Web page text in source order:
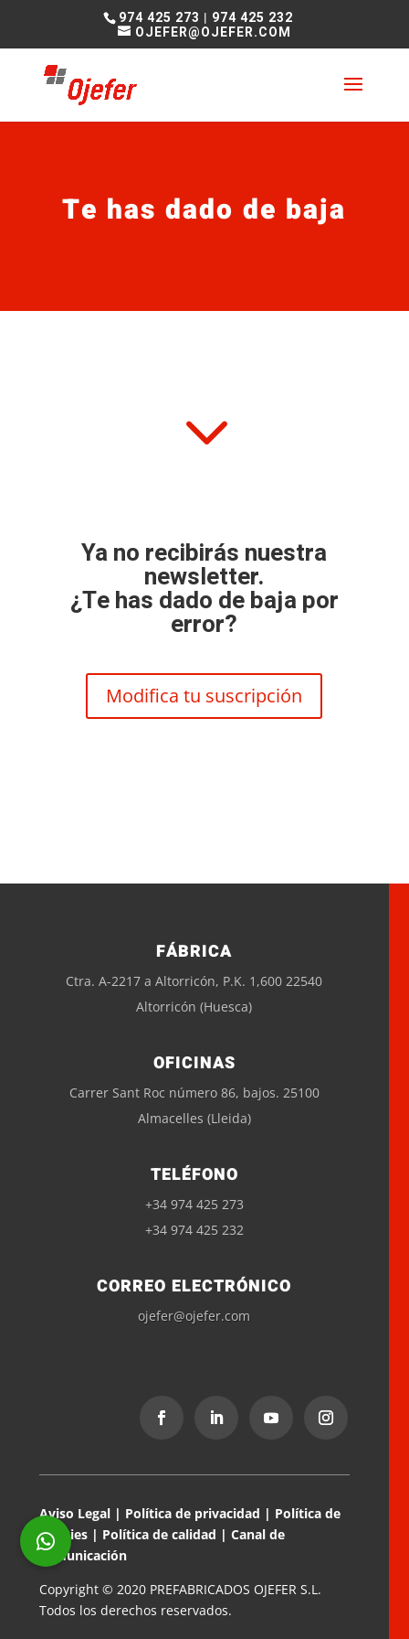
974 425 273 | 974 425 232
OJEFER@OJEFER.COM
Te has dado de baja
3
Ya no recibirás nuestra
newsletter.
¿Te has dado de baja por
error?
Modifica tu suscripción
FÁBRICA
Ctra. A-2217 a Altorricón, P.K. 1,600 22540
Altorricón (Huesca)
OFICINAS
Carrer Sant Roc número 86, bajos. 25100
Almacelles (Lleida)
TELÉFONO
+34 974 425 273
+34 974 425 232
CORREO ELECTRÓNICO
ojefer@ojefer.com
Aviso Legal | Política de privacidad | Política de
cookies| Política de calidad | Canal de
comunicación
Copyright © 2020 PREFABRICADOS OJEFER S.L.
Todos los derechos reservados.